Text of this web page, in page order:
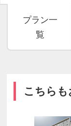
プラン一
覧
こちら